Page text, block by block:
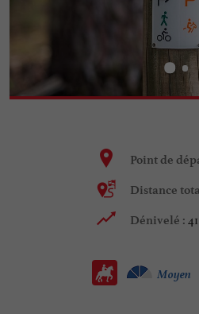
Point de
Distance
Dénivelé :
Moyen